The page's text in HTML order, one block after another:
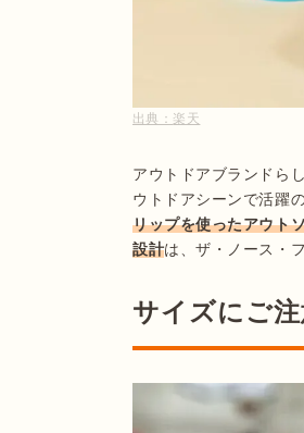
出典： 楽天
アウトドアブランドら
ウトドアシーンで活躍
リップを使ったアウト
設計は、ザ・ノース・
サイズにご